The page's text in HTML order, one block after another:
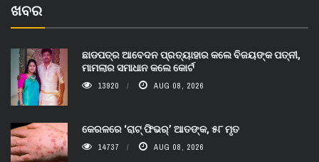
ଖବର
ଛାଡପତ୍ର ଆବେଦନ ପ୍ରତ୍ୟାହାର କଲେ ବିଜୟଙ୍କ ପତ୍ନୀ,
ମାମଲାର ସମାଧାନ କଲେ କୋର୍ଟ
13920 AUG 08, 2026
କେରଳରେ ‘ରାଟ୍ ଫିଭର୍’ ଆତଙ୍କ, ୫୮ ମୃତ
14737 AUG 08, 2026